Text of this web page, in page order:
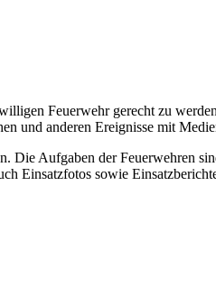
Feuerwehr gerecht zu
und anderen Ereignisse mit
Aufgaben der Feuerwehren
Einsatzfotos sowie